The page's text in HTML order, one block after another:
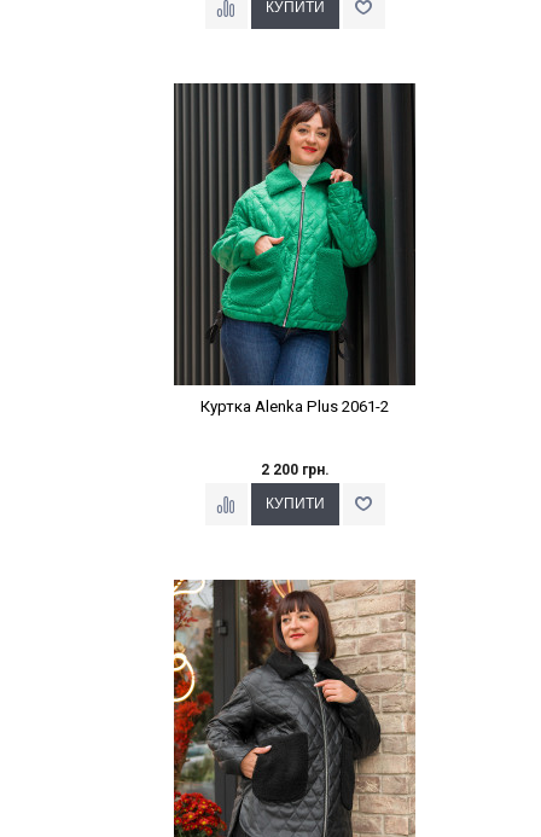
Куртка Alenka Plus 2061-2
2 200 грн.
Наклейки Варіант з %